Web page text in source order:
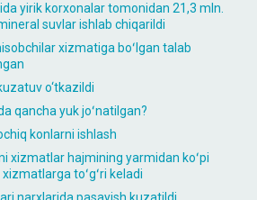
yirik korxonalar tomonidan 21,3 mln.
suvlar ishlab chiqarildi
xizmatiga boʻlgan talab
o‘tkazildi
qancha yuk joʻnatilgan?
konlarni ishlash
xizmatlar hajmining yarmidan koʻpi
toʻgʻri keladi